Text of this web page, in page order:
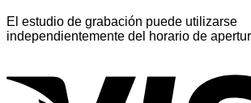
El estudio de grabación puede utilizarse
independientemente del horario de